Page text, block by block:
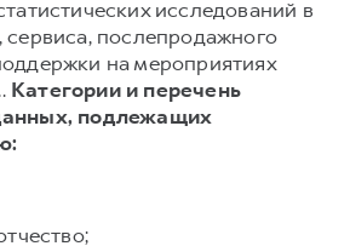
исследований в
послепродажного
на мероприятиях
Категории и перечень
подлежащих